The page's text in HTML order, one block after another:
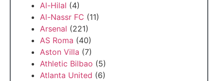
Al-Hilal (4)
Al-Nassr FC (11)
Arsenal (221)
AS Roma (40)
Aston Villa (7)
Athletic Bilbao (5)
Atlanta United (6)